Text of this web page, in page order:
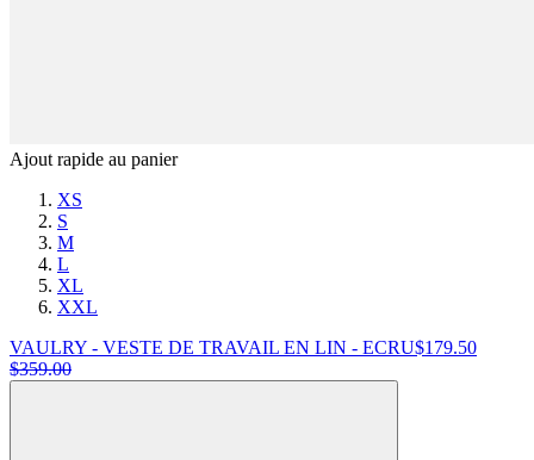
Ajout rapide au panier
XS
S
M
L
XL
XXL
VAULRY - VESTE DE TRAVAIL EN LIN - ECRU$179.50
$359.00